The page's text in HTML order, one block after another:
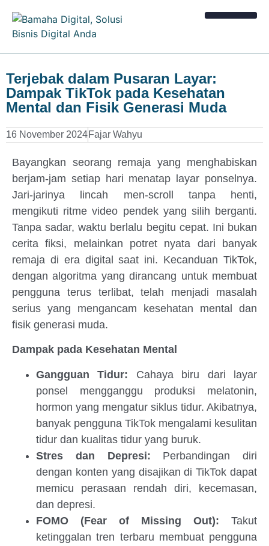
Terjebak dalam Pusaran Layar:
Dampak TikTok pada Kesehatan
Mental dan Fisik Generasi Muda
16 November 2024Fajar Wahyu
Bayangkan seorang remaja yang menghabiskan
berjam-jam setiap hari menatap layar ponselnya.
Jari-jarinya lincah men-scroll tanpa henti,
mengikuti ritme video pendek yang silih berganti.
Tanpa sadar, waktu berlalu begitu cepat. Ini bukan
cerita fiksi, melainkan potret nyata dari banyak
remaja di era digital saat ini. Kecanduan TikTok,
dengan algoritma yang dirancang untuk membuat
pengguna terus terlibat, telah menjadi masalah
serius yang mengancam kesehatan mental dan
fisik generasi muda.
Dampak pada Kesehatan Mental
Gangguan Tidur: Cahaya biru dari layar
ponsel mengganggu produksi melatonin,
hormon yang mengatur siklus tidur. Akibatnya,
banyak pengguna TikTok mengalami kesulitan
tidur dan kualitas tidur yang buruk.
Stres dan Depresi: Perbandingan diri
dengan konten yang disajikan di TikTok dapat
memicu perasaan rendah diri, kecemasan,
dan depresi.
FOMO (Fear of Missing Out): Takut
ketinggalan tren terbaru membuat pengguna